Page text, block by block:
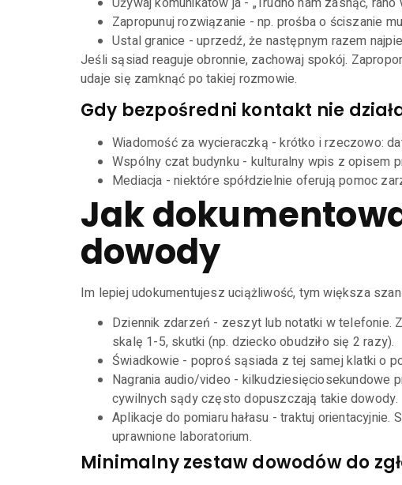
Zapropunuj rozwiązanie - np. prośba o ściszanie
Ustal granice - uprzedź, że następnym razem
Jeśli sąsiad reaguje obronnie, zachowaj spokój.
udaje się zamknąć po takiej rozmowie.
Gdy bezpośredni kontakt nie
Wiadomość za wycieraczką - krótko i rzeczowo:
Wspólny czat budynku - kulturalny wpis z opisem
Mediacja - niektóre spółdzielnie oferują pomoc
Jak
dowody
Im lepiej udokumentujesz uciążliwość, tym większa
Dziennik zdarzeń - zeszyt lub notatki w telefonie.
skalę 1-5, skutki (np. dziecko obudziło się 2 razy).
Świadkowie - poproś sąsiada z tej samej klatki o
Nagrania audio/video - kilkudziesięciosekundowe
cywilnych sądy często dopuszczają takie dowody.
Aplikacje do pomiaru hałasu - traktuj
uprawnione laboratorium.
Minimalny zestaw dowodów do